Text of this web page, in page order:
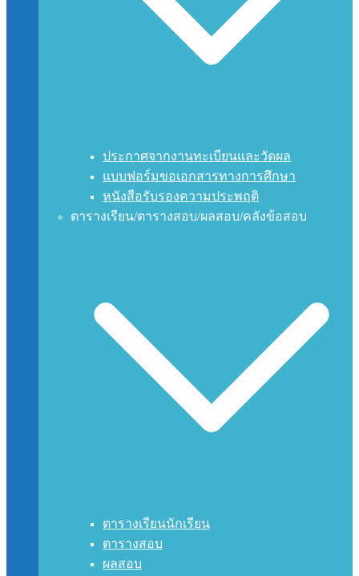
ประกาศจากงานทะเบียนและวัดผล
แบบฟอร์มขอเอกสารทางการศึกษา
หนังสือรับรองความประพฤติ
ตารางเรียน/ตารางสอบ/ผลสอบ/คลังข้อสอบ
ตารางเรียนนักเรียน
ตารางสอบ
ผลสอบ